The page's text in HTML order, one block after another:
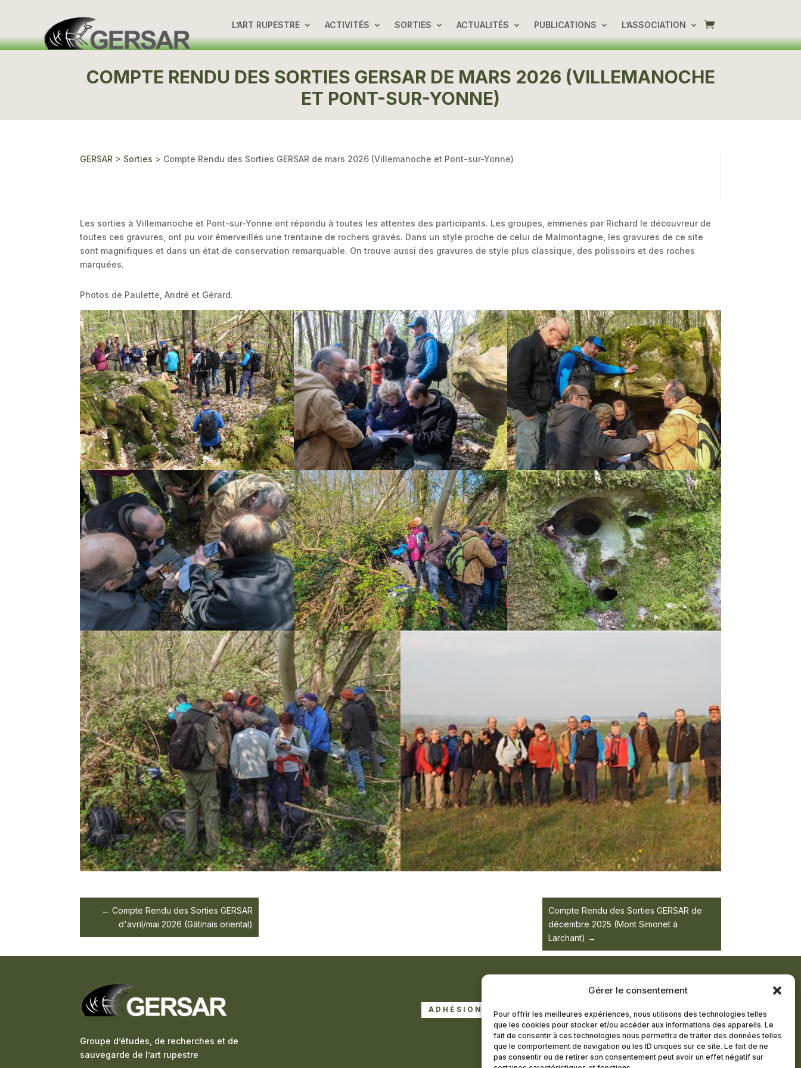
Gérer le consentement
Pour offrir les meilleures expériences, nous utilisons des technologies telles
que les cookies pour stocker et/ou accéder aux informations des appareils. Le
fait de consentir à ces technologies nous permettra de traiter des données telles
que le comportement de navigation ou les ID uniques sur ce site. Le fait de ne
pas consentir ou de retirer son consentement peut avoir un effet négatif sur
L’ART RUPESTRE ACTIVITÉS SORTIES ACTUALITÉS PUBLICATIONS L’ASSOCIATION
COMPTE RENDU DES SORTIES GERSAR DE MARS 2026 (VILLEMANOCHE
ET PONT-SUR-YONNE)
GERSAR > Sorties > Compte Rendu des Sorties GERSAR de mars 2026 (Villemanoche et Pont-sur-Yonne)
Les sorties à Villemanoche et Pont-sur-Yonne ont répondu à toutes les attentes des participants. Les groupes, emmenés par Richard le découvreur de
toutes ces gravures, ont pu voir émerveillés une trentaine de rochers gravés. Dans un style proche de celui de Malmontagne, les gravures de ce site
sont magnifiques et dans un état de conservation remarquable. On trouve aussi des gravures de style plus classique, des polissoirs et des roches
marquées.
Photos de Paulette, André et Gérard.
Compte Rendu des Sorties GERSAR de
décembre 2025 (Mont Simonet à
Larchant)
Compte Rendu des Sorties GERSAR
d'avril/mai 2026 (Gâtinais oriental)
Groupe d’études, de recherches et de
sauvegarde de l’art rupestre
ADHÉSION À LA LETTRE D’INFORMATION
DEVENIR MEMBRE